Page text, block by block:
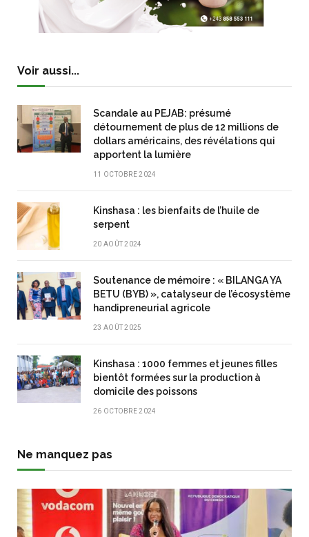
Voir aussi...
Scandale au PEJAB: présumé
détournement de plus de 12 millions de
dollars américains, des révélations qui
apportent la lumière
11 OCTOBRE 2024
Kinshasa : les bienfaits de l’huile de
serpent
20 AOÛT 2024
Soutenance de mémoire : « BILANGA YA
BETU (BYB) », catalyseur de l’écosystème
handipreneurial agricole
23 AOÛT 2025
Kinshasa : 1000 femmes et jeunes filles
bientôt formées sur la production à
domicile des poissons
26 OCTOBRE 2024
Ne manquez pas